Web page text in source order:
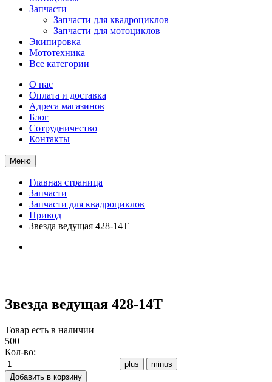
Запчасти
Запчасти для квадроциклов
Запчасти для мотоциклов
Экипировка
Мототехника
Все категории
О нас
Оплата и доставка
Адреса магазинов
Блог
Сотрудничество
Контакты
Меню
Главная страница
Запчасти
Запчасти для квадроциклов
Привод
Звезда ведущая 428-14Т
Звезда ведущая 428-14Т
Товар есть в наличии
500
Кол-во: